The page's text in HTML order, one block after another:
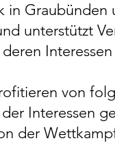
in Graubünden
unterstützt
von
Interessen
der